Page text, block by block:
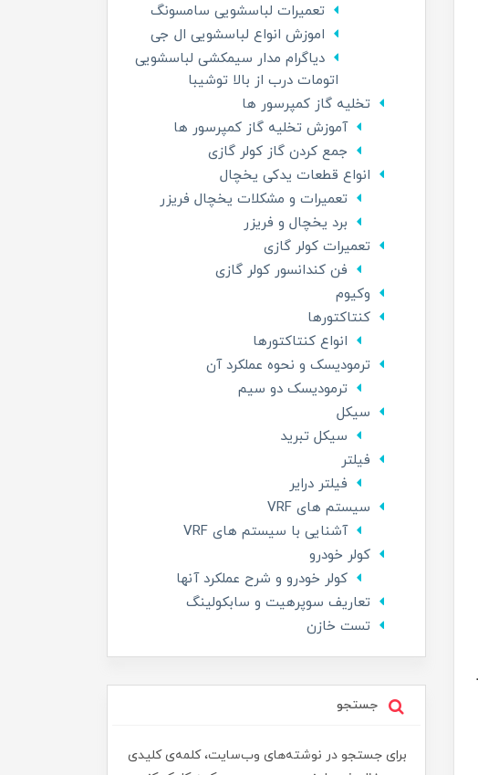
تعمیرات لباسشویی سامسونگ
اموزش انواع لباسشویی ال جی
دیاگرام مدار سیمکشی لباسشویی
اتومات درب از بالا توشیبا
تخلیه گاز کمپرسور ها
آموزش تخلیه گاز کمپرسور ها
جمع کردن گاز کولر گازی
انواع قطعات یدکی یخچال
تعمیرات و مشکلات یخچال فریزر
برد یخچال و فریزر
تعمیرات کولر گازی
فن کندانسور کولر گازی
وکیوم
کنتاکتورها
انواع کنتاکتورها
ترمودیسک و نحوه عملکرد آن
ترمودیسک دو سیم
سیکل
سیکل تبرید
فیلتر
فیلتر درایر
سیستم های VRF
آشنایی با سیستم های VRF
کولر خودرو
کولر خودرو و شرح عملکرد آنها
تعاریف سوپرهیت و سابکولینگ
تست خازن
جستجو
برای جستجو در نوشته‌های وب‌سایت، کلمه‌ی کلیدی